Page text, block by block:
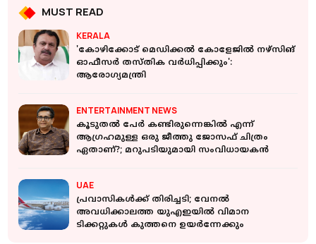
MUST READ
KERALA
'കോഴിക്കോട് മെഡിക്കല്‍ കോളേജില്‍ നഴ്‌സിങ്
ഓഫീസര്‍ തസ്തിക വര്‍ധിപ്പിക്കും':
ആരോഗ്യമന്ത്രി
ENTERTAINMENT NEWS
കൂടുതൽ പേർ കണ്ടിരുന്നെങ്കിൽ എന്ന്
ആഗ്രഹമുള്ള ഒരു ജീത്തു ജോസഫ് ചിത്രം
ഏതാണ്?; മറുപടിയുമായി സംവിധായകൻ
UAE
പ്രവാസികൾക്ക് തിരിച്ചടി; വേനൽ
അവധിക്കാലത്ത യുഎഇയിൽ വിമാന
ടിക്കറ്റുകൾ കുത്തനെ ഉയർന്നേക്കും